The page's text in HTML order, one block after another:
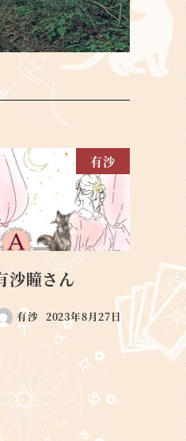
有沙
沙瞳さん
有沙 2023年8月27日